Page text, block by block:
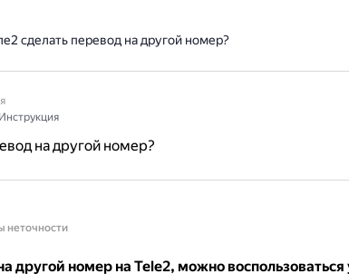
сделать перевод на другой номер?
на другой номер?
неточности
другой номер на Tele2, можно воспользоваться